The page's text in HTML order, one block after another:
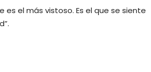
es el más vistoso. Es el que se siente